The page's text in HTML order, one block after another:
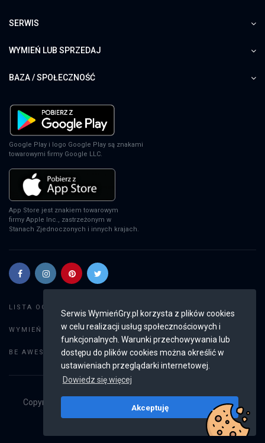
Serwis WymieńGry.pl korzysta z plików cookies
w celu realizacji usług społecznościowych i
funkcjonalnych. Warunki przechowywania lub
dostępu do plików cookies można określić w
ustawieniach przeglądarki internetowej.
Dowiedz się więcej
Akceptuję
SERWIS
WYMIEŃ LUB SPRZEDAJ
BAZA / SPOŁECZNOŚĆ
Google Play i logo Google Play są znakami
towarowymi firmy Google LLC.
App Store jest znakiem towarowym
firmy Apple Inc., zastrzeżonym w
Stanach Zjednoczonych i innych krajach.
LISTA OGŁOSZEŃ:
WYMIEŃ GRY: Dodaj ogłoszenie
BE AWESOME: Weryfikacja konta
Copyright © 2019 - 2026
Wszystkie prawa
v2.8.4